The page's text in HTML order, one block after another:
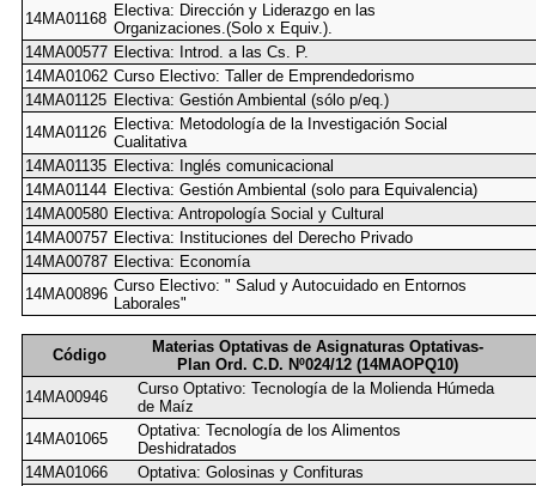
14MA01168 Electiva: Dirección y Liderazgo en las
Organizaciones.(Solo x Equiv.).
14MA00577 Electiva: Introd. a las Cs. P.
14MA01062 Curso Electivo: Taller de Emprendedorismo
14MA01125 Electiva: Gestión Ambiental (sólo p/eq.)
14MA01126 Electiva: Metodología de la Investigación Social
Cualitativa
14MA01135 Electiva: Inglés comunicacional
14MA01144 Electiva: Gestión Ambiental (solo para Equivalencia)
14MA00580 Electiva: Antropología Social y Cultural
14MA00757 Electiva: Instituciones del Derecho Privado
14MA00787 Electiva: Economía
14MA00896 Curso Electivo: " Salud y Autocuidado en Entornos
Laborales"
Código
Materias Optativas de Asignaturas Optativas-
Plan Ord. C.D. Nº024/12 (14MAOPQ10)
14MA00946
Curso Optativo: Tecnología de la Molienda Húmeda
de Maíz
14MA01065
Optativa: Tecnología de los Alimentos
Deshidratados
14MA01066
Optativa: Golosinas y Confituras